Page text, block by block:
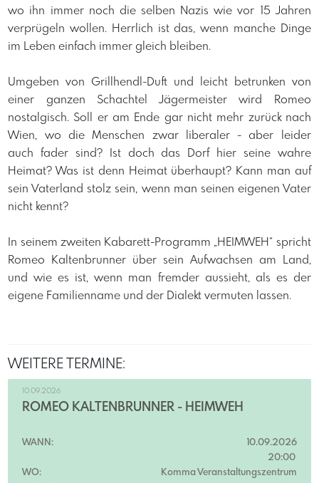
wo ihn immer noch die selben Nazis wie vor 15 Jahren
verprügeln wollen. Herrlich ist das, wenn manche Dinge
im Leben einfach immer gleich bleiben.
Umgeben von Grillhendl-Duft und leicht betrunken von
einer ganzen Schachtel Jägermeister wird Romeo
nostalgisch. Soll er am Ende gar nicht mehr zurück nach
Wien, wo die Menschen zwar liberaler - aber leider
auch fader sind? Ist doch das Dorf hier seine wahre
Heimat? Was ist denn Heimat überhaupt? Kann man auf
sein Vaterland stolz sein, wenn man seinen eigenen Vater
nicht kennt?
In seinem zweiten Kabarett-Programm „HEIMWEH“ spricht
Romeo Kaltenbrunner über sein Aufwachsen am Land,
und wie es ist, wenn man fremder aussieht, als es der
eigene Familienname und der Dialekt vermuten lassen.
WEITERE TERMINE:
10.09.2026
ROMEO KALTENBRUNNER - HEIMWEH
WANN:
10.09.2026
20:00
WO:
Komma Veranstaltungszentrum